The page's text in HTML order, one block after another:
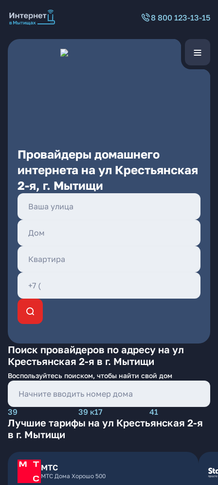
8 800 123-13-15
Провайдеры домашнего
интернета на ул Крестьянская
2-я, г. Мытищи
Поиск провайдеров по адресу на ул
Крестьянская 2-я в г. Мытищи
Воспользуйтесь поиском, чтобы найти свой дом
39 39 к17 41
Лучшие тарифы на ул Крестьянская 2-я
в г. Мытищи
МТС
МТС Дома Хорошо 500